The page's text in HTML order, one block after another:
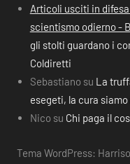
Articoli usciti in
scientismo odierno -
gli stolti guardano i
Coldiretti
Sebastiano su La
esegeti, la cura siamo
Nico su Chi paga il
Tema WordPress: